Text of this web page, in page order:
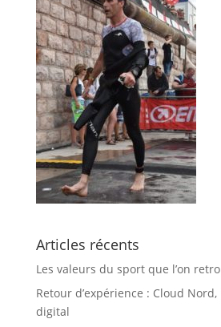
Articles récents
Les valeurs du sport que l’on
Retour d’expérience : Cloud Nord,
digital